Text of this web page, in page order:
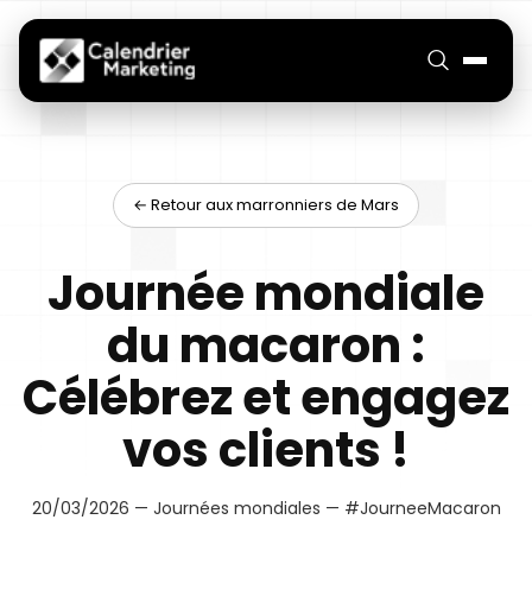
← Retour aux marronniers de Mars
Journée mondiale
du macaron :
Célébrez et engagez
vos clients !
20/03/2026 — Journées mondiales — #JourneeMacaron